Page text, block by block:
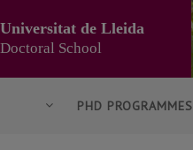
Universitat de Lleida
Doctoral School
PHD PROGRAMMES